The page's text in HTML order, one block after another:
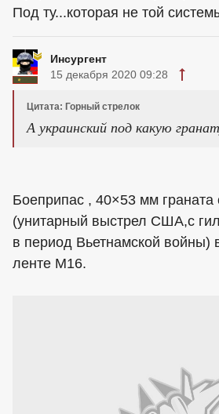
Под ту...которая не той
Инсургент
15 декабря 2020 09:28
Цитата: Горный стрелок
А украинский под какую
Боеприпас , 40×53 мм
(унитарный выстрел США,с
в период Вьетнамской войны)
ленте М16.